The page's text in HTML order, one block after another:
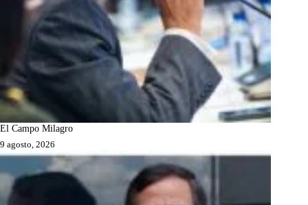
El Campo Milagro
9 agosto, 2026